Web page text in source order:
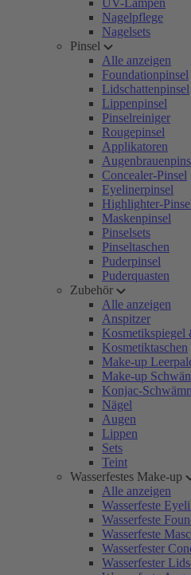
UV-Lampen
Nagelpflege
Nagelsets
Pinsel
Alle anzeigen
Foundationpinsel
Lidschattenpinsel
Lippenpinsel
Pinselreiniger
Rougepinsel
Applikatoren
Concealer-Pinsel
Eyelinerpinsel
Highlighter-
Maskenpinsel
Pinselsets
Pinseltaschen
Puderpinsel
Puderquasten
Zubehör
Alle anzeigen
Anspitzer
Kosmetikspiegel
Kosmetiktaschen
Make-up
Make-up
Konjac-
Nägel
Augen
Lippen
Sets
Teint
Wasserfestes Make-up
Alle anzeigen
Wasserfeste
Wasserfeste
Wasserfeste
Wasserfester
Wasserfester